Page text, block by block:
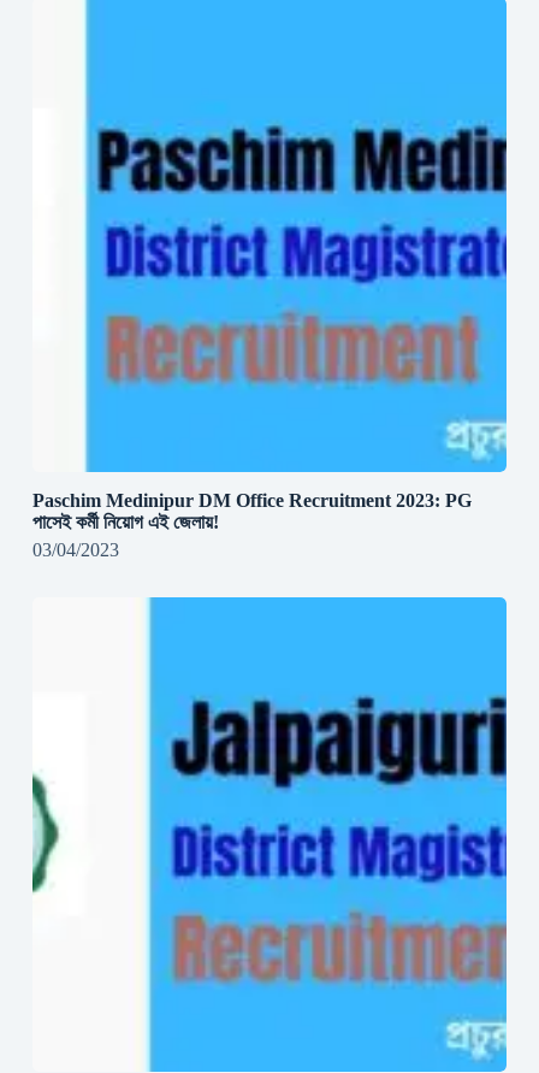
Paschim Medinipur DM Office Recruitment 2023: PG
পাসেই কর্মী নিয়োগ এই জেলায়!
03/04/2023